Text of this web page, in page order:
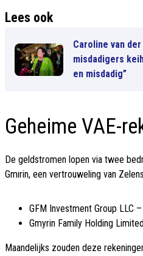
Lees ook
Caroline van
misdadigers
en misdadig”
Geheime VAE-
De geldstromen lopen via twee
Gmırin, een vertrouweling van
GFM Investment Group LLC
Gmyrin Family Holding
Maandelijks zouden deze